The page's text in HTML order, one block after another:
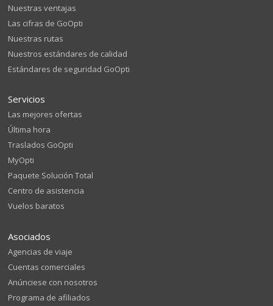
Nuestras ventajas
Las cifras de GoOpti
Nuestras rutas
Nuestros estándares de calidad
Estándares de seguridad GoOpti
Servicios
Las mejores ofertas
Última hora
Traslados GoOpti
MyOpti
Paquete Solución Total
Centro de asistencia
Vuelos baratos
Asociados
Agencias de viaje
Cuentas comerciales
Anúnciese con nosotros
Programa de afiliados